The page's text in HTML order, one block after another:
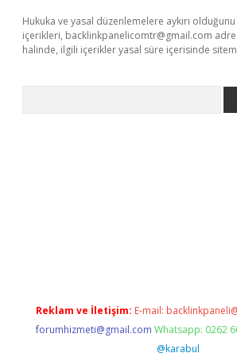
Hukuka ve yasal düzenlemelere aykırı
içerikleri, backlinkpanelicomtr@gmail.com
halinde, ilgili içerikler yasal süre içerisinde
Reklam ve İletişim: E-mail:
forumhizmeti@gmail.com Whatsapp: 0262
@karabul